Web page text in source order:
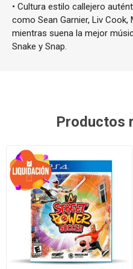
• Cultura estilo callejero
como Sean Garnier, Liv Cook,
mientras suena la mejor
Snake y Snap.
Productos